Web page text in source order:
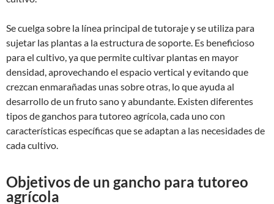
Se cuelga sobre la línea principal de tutoraje y se utiliza para
sujetar las plantas a la estructura de soporte. Es beneficioso
para el cultivo, ya que permite cultivar plantas en mayor
densidad, aprovechando el espacio vertical y evitando que
crezcan enmarañadas unas sobre otras, lo que ayuda al
desarrollo de un fruto sano y abundante. Existen diferentes
tipos de ganchos para tutoreo agrícola, cada uno con
características específicas que se adaptan a las necesidades de
cada cultivo.
Objetivos de un gancho para tutoreo
agrícola